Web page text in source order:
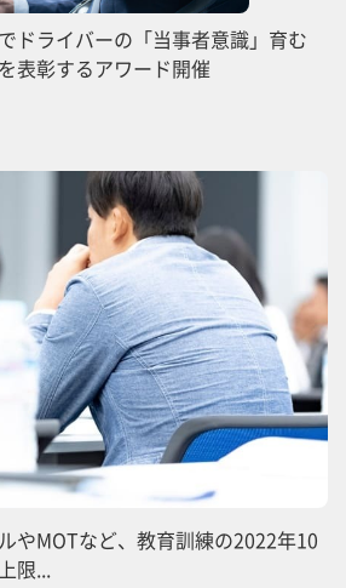
ドライバーの「当事者意識」育む
表彰するアワード開催
やMOTなど、教育訓練の2022年10
限...